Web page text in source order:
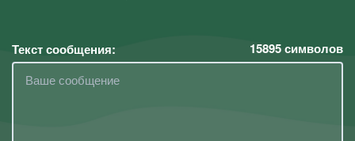
Текст сообщения: 15895символов